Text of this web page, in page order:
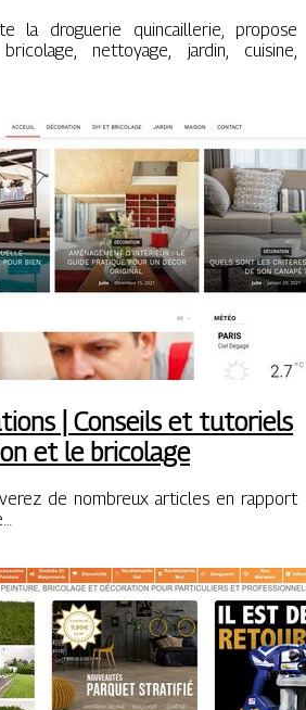
la droguerie quincaillerie, propose
nettoyage, jardin, cuisine,
| Conseils et tutoriels
et le bricolage
de nombreux articles en rapport